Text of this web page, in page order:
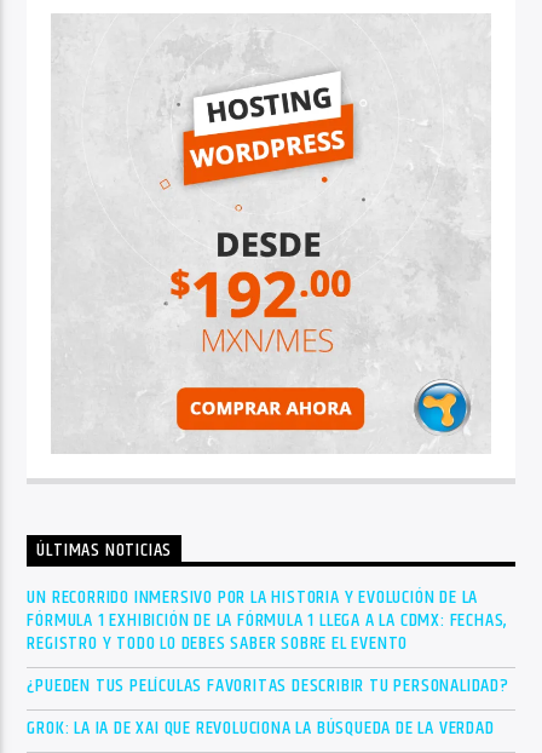
ÚLTIMAS NOTICIAS
UN RECORRIDO INMERSIVO POR LA HISTORIA Y EVOLUCIÓN DE LA
FÓRMULA 1 EXHIBICIÓN DE LA FÓRMULA 1 LLEGA A LA CDMX: FECHAS,
REGISTRO Y TODO LO DEBES SABER SOBRE EL EVENTO
¿PUEDEN TUS PELÍCULAS FAVORITAS DESCRIBIR TU PERSONALIDAD?
GROK: LA IA DE XAI QUE REVOLUCIONA LA BÚSQUEDA DE LA VERDAD